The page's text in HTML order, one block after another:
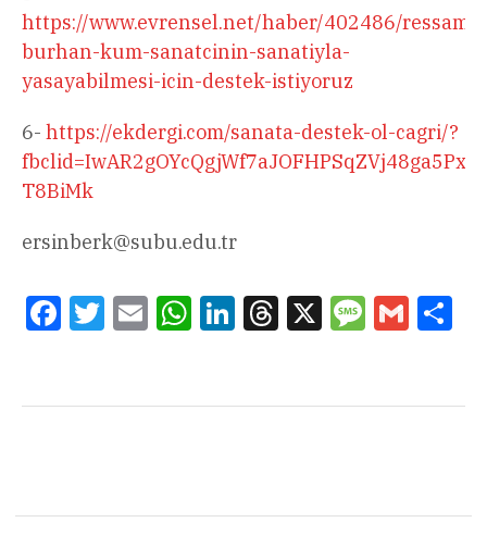
https://www.evrensel.net/haber/402486/ressam-
burhan-kum-sanatcinin-sanatiyla-
yasayabilmesi-icin-destek-istiyoruz
6- https://ekdergi.com/sanata-destek-ol-cagri/?
T8BiMk
ersinberk@subu.edu.tr
FacebookTwitterEmail WhatsAppLinkedInThreads
X Message
Gmail